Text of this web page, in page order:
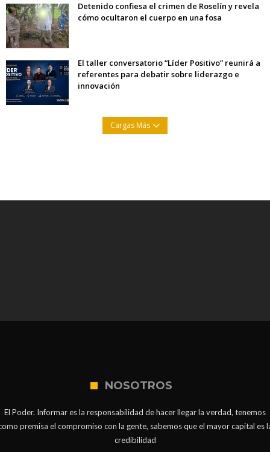
Detenido confiesa el crimen de Roselín y revela
cómo ocultaron el cuerpo en una fosa
El taller conversatorio “Líder Positivo” reunirá a
referentes para debatir sobre liderazgo e
innovación
Cargas Más
NOSOTROS
El Poder. Informar es la responsabilidad de hacer llegar la verdad, tenemos
premisa el compromiso con la gente, sabemos que el mayor capital es
credibilidad